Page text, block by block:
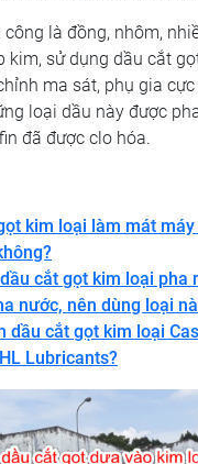
là đồng, nhôm,
kim, sử dụng dầu cắt
ma sát, phụ gia
loại dầu này được
đã được clo hóa.
kim loại làm mát
cắt gọt kim loại pha
nước, nên dùng loại
dầu cắt gọt kim loại
Lubricants?